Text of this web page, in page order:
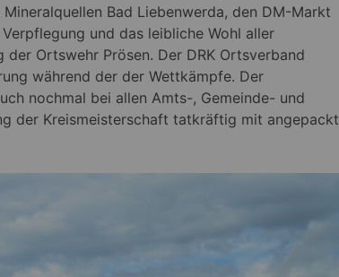
Bad Liebenwerda, den DM-Markt
und das leibliche Wohl aller
Ortswehr Prösen. Der DRK Ortsverband
während der der Wettkämpfe. Der
nochmal bei allen Amts-, Gemeinde- und
der Kreismeisterschaft tatkräftig mit angepackt